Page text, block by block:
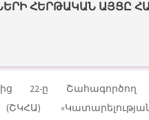
ՀԵՐԹԱԿԱՆ ԱՅՑԸ
22-ը Շահագործող